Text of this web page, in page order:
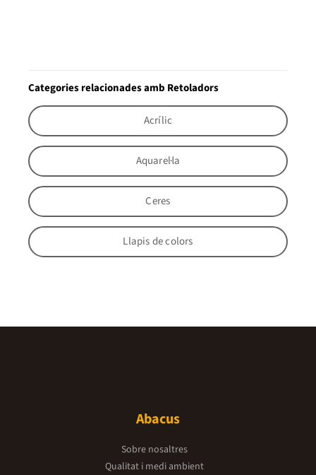
Categories relacionades amb Retoladors
Acrílic
Aquarel·la
Ceres
Llapis de colors
Abacus
Sobre nosaltres
Qualitat i medi ambient